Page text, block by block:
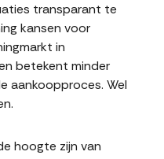
transparant te
kansen voor
in
betekent minder
aankoopproces. Wel
hoogte zijn van